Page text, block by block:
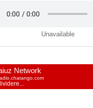
Unavailable